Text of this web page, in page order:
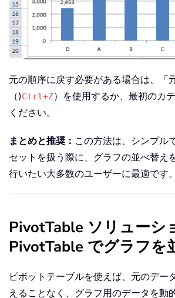
元の順序に戻す必要がある場合は、「
（)Ctrl+Z）を使用するか、最初のカ
ください。
まとめと推奨： この方法は、シンプル
セットを扱う際に、グラフの並べ替え
行いたい大多数のユーザーに最適です。
PivotTable ソリューシ
PivotTable でグラフを
ピボットテーブルを使えば、元のデー
えることなく、グラフ用のデータを動